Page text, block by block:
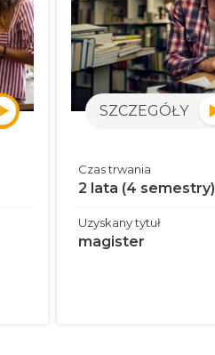
SZCZEGÓŁY
Czas trwania
2 lata (4 semestry)
Uzyskany tytuł
magister